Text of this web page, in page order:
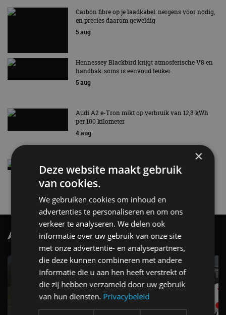
Carbon fibre op je laadkabel: nergens voor nodig,
en precies daarom geweldig
5 aug
Hennessey Blackbird krijgt atmosferische V8 en
handbak: soms is eenvoud leuker
5 aug
Audi A2 e-Tron mikt op verbruik van 12,8 kWh
per 100 kilometer
4 aug
als een Renault Twingo
4 aug
AutoRAI.nl TV SUBSCRIBE
×
Deze website maakt gebruik
van cookies.
We gebruiken cookies om inhoud en
advertenties te personaliseren en om ons
verkeer te analyseren. We delen ook
informatie over uw gebruik van onze site
met onze advertentie- en analysepartners,
die deze kunnen combineren met andere
informatie die u aan hen heeft verstrekt of
die zij hebben verzameld door uw gebruik
van hun diensten. Privacybeleid